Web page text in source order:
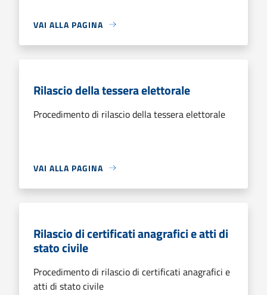
VAI ALLA PAGINA
Rilascio della tessera elettorale
Procedimento di rilascio della tessera elettorale
VAI ALLA PAGINA
Rilascio di certificati anagrafici e atti di
stato civile
Procedimento di rilascio di certificati anagrafici e
atti di stato civile